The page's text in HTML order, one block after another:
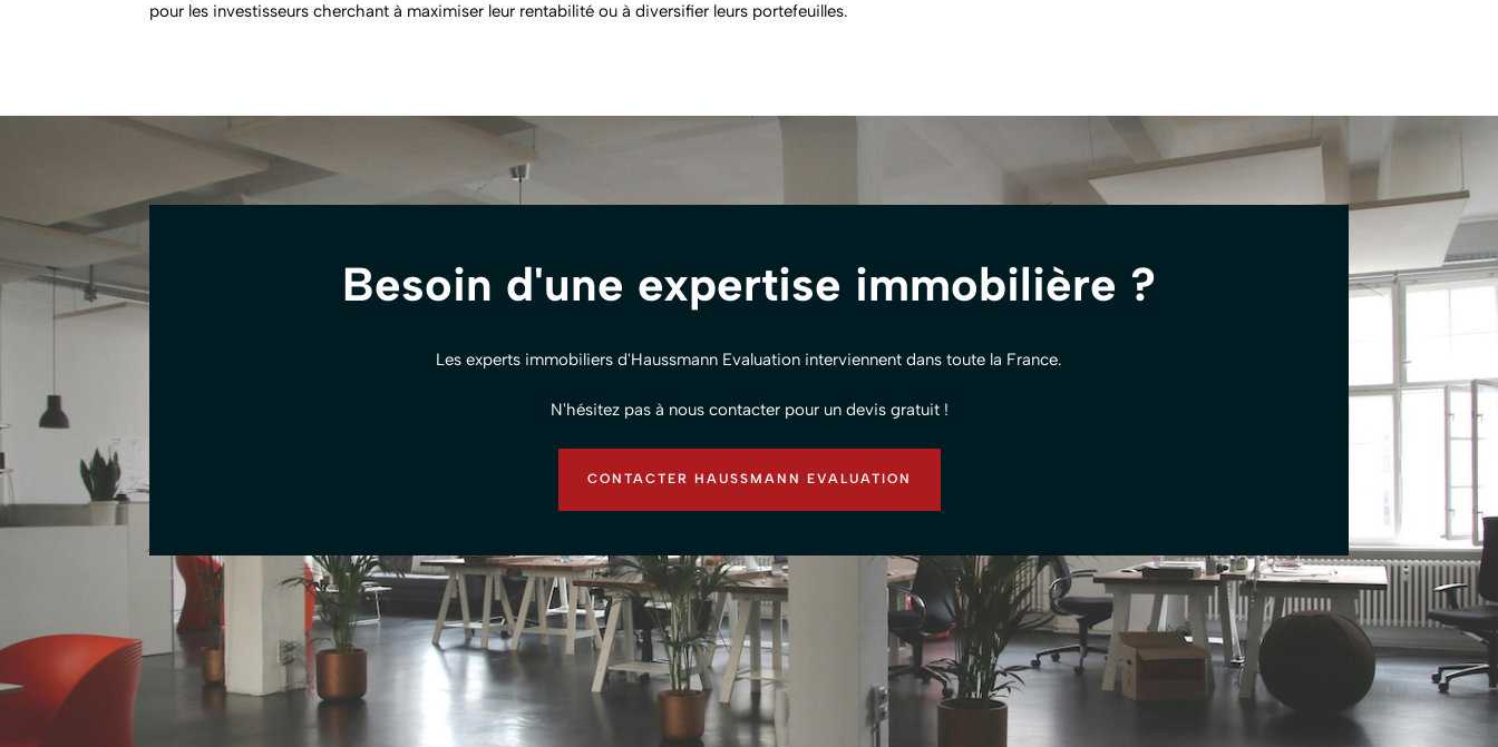
pour les investisseurs cherchant à maximiser leur rentabilité ou à diversifier leurs portefeuilles.
Besoin d'une expertise immobilière ?
Les experts immobiliers d'Haussmann Evaluation interviennent dans toute la France.
N'hésitez pas à nous contacter pour un devis gratuit !
CONTACTER HAUSSMANN EVALUATION